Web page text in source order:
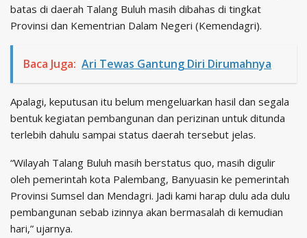
batas di daerah Talang Buluh masih dibahas di tingkat
Provinsi dan Kementrian Dalam Negeri (Kemendagri).
Baca Juga: Ari Tewas Gantung Diri Dirumahnya
Apalagi, keputusan itu belum mengeluarkan hasil dan segala
bentuk kegiatan pembangunan dan perizinan untuk ditunda
terlebih dahulu sampai status daerah tersebut jelas.
“Wilayah Talang Buluh masih berstatus quo, masih digulir
oleh pemerintah kota Palembang, Banyuasin ke pemerintah
Provinsi Sumsel dan Mendagri. Jadi kami harap dulu ada dulu
pembangunan sebab izinnya akan bermasalah di kemudian
hari,” ujarnya.